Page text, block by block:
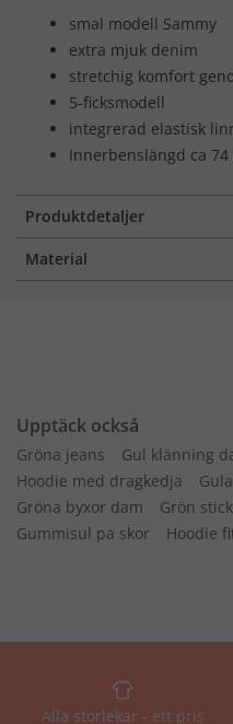
smal modell Sammy
extra mjuk denim
stretchig komfort
5-ficksmodell
integrerad elastisk
Innerbenslängd ca 74
Produktdetaljer
Material
Upptäck också
Gröna jeans Gul klänning
Hoodie med dragkedja
Gröna byxor dam
Grön
Gummisul pa skor
Hoodie
Alla storlekar - ett pris